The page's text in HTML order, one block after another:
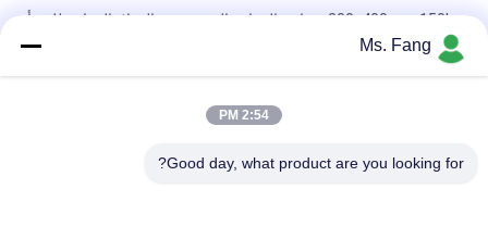
300x400mm 150kg مقياس المقاعد الرقمية من الفولاذ المقاوم للصدأ
مع الوزن الإلكتروني للمنصة
50*60 مقاعد الموازنة الإلكترونية للشعاع الميزان الرقمي الإلكتروني
Ms. Fang
2:54 PM
Good day, what product are you looking for?